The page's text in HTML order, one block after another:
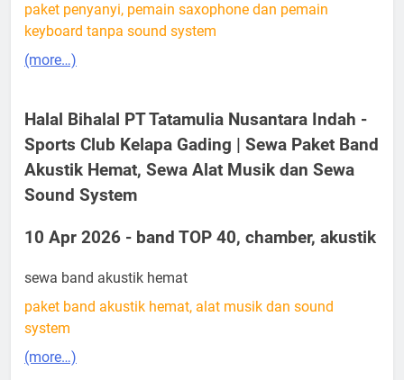
paket penyanyi, pemain saxophone dan pemain
keyboard tanpa sound system
(more…)
Halal Bihalal PT Tatamulia Nusantara Indah -
Sports Club Kelapa Gading | Sewa Paket Band
Akustik Hemat, Sewa Alat Musik dan Sewa
Sound System
10 Apr 2026 - band TOP 40, chamber, akustik
sewa band akustik hemat
paket band akustik hemat, alat musik dan sound
system
(more…)